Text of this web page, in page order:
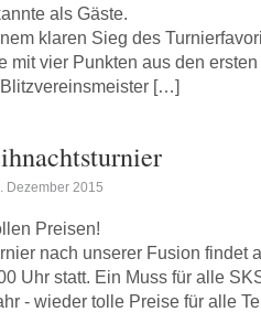
als Gäste.
klaren Sieg des
mit vier Punkten aus den
[…]
Dezember 2015
Preisen!
nach unserer Fusion findet
Uhr statt. Ein Muss für alle
- wieder tolle Preise für alle